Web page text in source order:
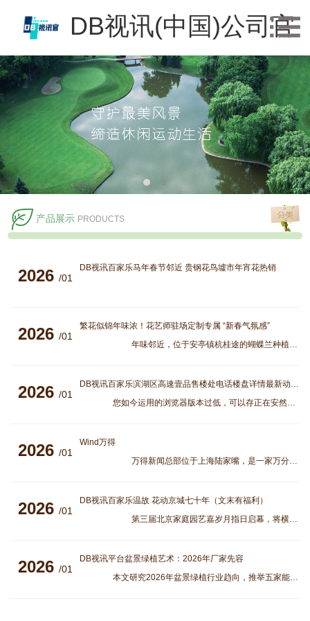
DB视讯(中国)公司官
方网站
产品展示 PRODUCTS
2026 /01
DB视讯百家乐马年春节邻近 贵钢花鸟墟市年宵花热销
2026 /01
繁花似锦年味浓！花艺师驻场定制专属 “新春气氛感”
年味邻近，位于安亭镇杭桂途的蝴蝶兰种植园内繁花似锦，吸引不少市民前去选购。
2026 /01
DB视讯百家乐滨湖区高速壹品售楼处电话楼盘详情最新动态网站首
您如今运用的浏览器版本过低，可以存正在安然危险，创议升级浏览器，或者用以下浏览器浏览 正在合肥滨湖 “教养盘” 市集中，房价与 “教养资源
2026 /01
Wind万得
万得新闻总部位于上海陆家嘴，是一家万分专业的金融软件效劳供应商。正在环球有48个分支机构
2026 /01
DB视讯百家乐温故 花动京城七十年（文末有福利）
第三届北京家庭园艺嘉岁月指日启幕，将横跨元旦、春节和元宵节。正在此时代，23家花草商场与
2026 /01
DB视讯平台盆景绿植艺术：2026年厂家先容
本文研究2026年盆景绿植行业趋向，推举五家能力厂家，席卷安徽绿森园林等，涵盖品牌先容、采取技术和采购指南，助助用户基于艺术性、牢靠性做出明智决议。